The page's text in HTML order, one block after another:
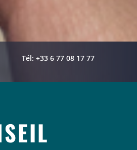
Tél: +33 6 77 08 17 77